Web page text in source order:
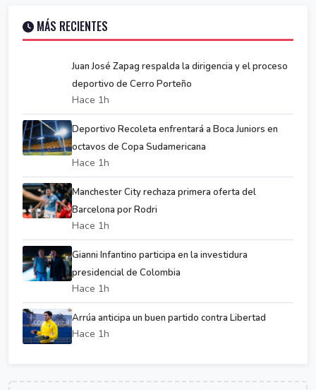
MÁS RECIENTES
Juan José Zapag respalda la dirigencia y el proceso
deportivo de Cerro Porteño
Hace 1h
Deportivo Recoleta enfrentará a Boca Juniors en
octavos de Copa Sudamericana
Hace 1h
Manchester City rechaza primera oferta del
Barcelona por Rodri
Hace 1h
Gianni Infantino participa en la investidura
presidencial de Colombia
Hace 1h
Arrúa anticipa un buen partido contra Libertad
Hace 1h